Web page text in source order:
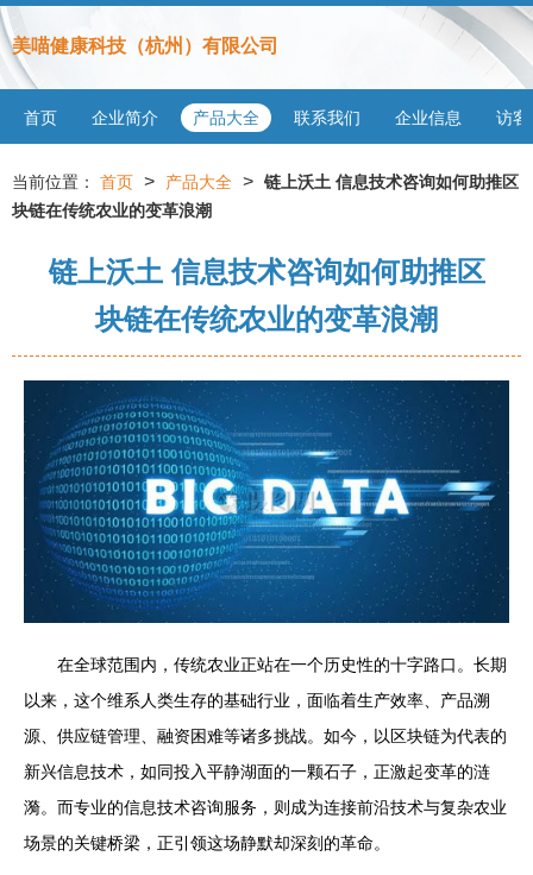
美喵健康科技（杭州）有限公司
首页 企业简介 产品大全 联系我们 企业信息 访客
当前位置： 首页 > 产品大全 > 链上沃土 信息技术咨询如何助推区
块链在传统农业的变革浪潮
链上沃土 信息技术咨询如何助推区
块链在传统农业的变革浪潮
在全球范围内，传统农业正站在一个历史性的十字路口。长期
以来，这个维系人类生存的基础行业，面临着生产效率、产品溯
源、供应链管理、融资困难等诸多挑战。如今，以区块链为代表的
新兴信息技术，如同投入平静湖面的一颗石子，正激起变革的涟
漪。而专业的信息技术咨询服务，则成为连接前沿技术与复杂农业
场景的关键桥梁，正引领这场静默却深刻的革命。